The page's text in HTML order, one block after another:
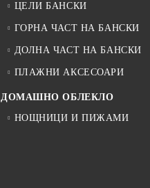
ЦЕЛИ БАНСКИ
ГОРНА ЧАСТ НА БАНСКИ
ДОЛНА ЧАСТ НА БАНСКИ
ПЛАЖНИ АКСЕСОАРИ
ДОМАШНО ОБЛЕКЛО
НОЩНИЦИ И ПИЖАМИ